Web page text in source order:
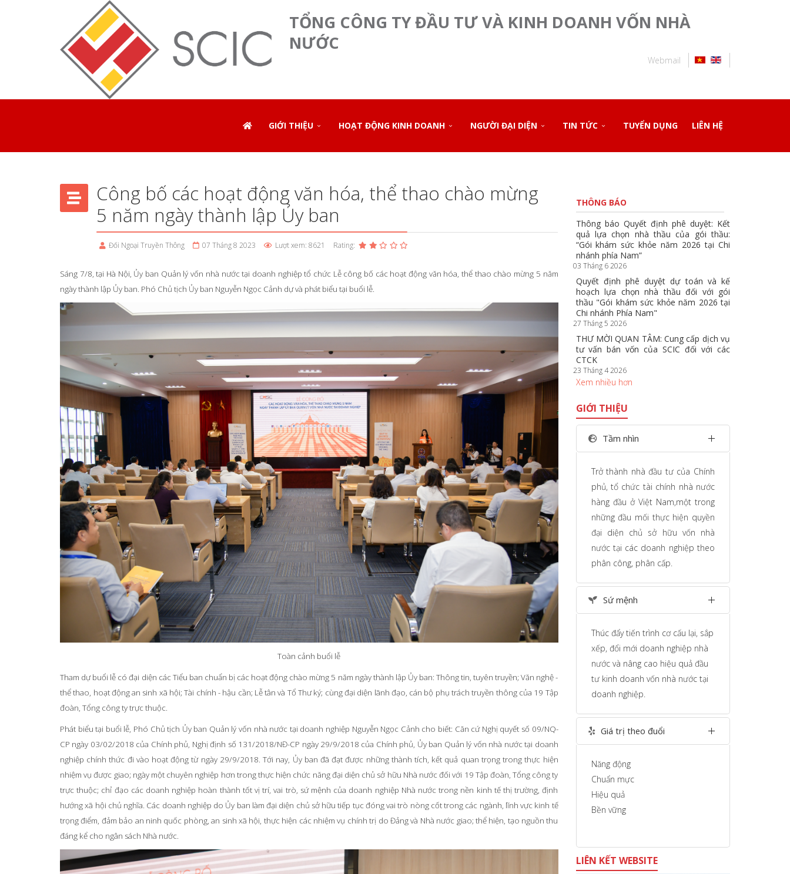
TỔNG CÔNG TY ĐẦU TƯ VÀ KINH DOANH VỐN NHÀ
NƯỚC
Webmail
GIỚI THIỆU HOẠT ĐỘNG KINH DOANH NGƯỜI ĐẠI DIỆN TIN TỨC TUYỂN DỤNG LIÊN HỆ
Công bố các hoạt động văn hóa, thể thao chào mừng
5 năm ngày thành lập Ủy ban
Đối Ngoại Truyền Thông 07 Tháng 8 2023 Lượt xem: 8621 Rating:
Sáng 7/8, tại Hà Nội, Ủy ban Quản lý vốn nhà nước tại doanh nghiệp tổ chức Lễ công bố các hoạt động văn hóa, thể thao chào mừng 5 năm
ngày thành lập Ủy ban. Phó Chủ tịch Ủy ban Nguyễn Ngọc Cảnh dự và phát biểu tại buổi lễ.
Toàn cảnh buổi lễ
Tham dự buổi lễ có đại diện các Tiểu ban chuẩn bị các hoạt động chào mừng 5 năm ngày thành lập Ủy ban: Thông tin, tuyên truyền; Văn nghệ -
thể thao, hoạt động an sinh xã hội; Tài chính - hậu cần; Lễ tân và Tổ Thư ký; cùng đại diện lãnh đạo, cán bộ phụ trách truyền thông của 19 Tập
đoàn, Tổng công ty trực thuộc.
Phát biểu tại buổi lễ, Phó Chủ tịch Ủy ban Quản lý vốn nhà nước tại doanh nghiệp Nguyễn Ngọc Cảnh cho biết: Căn cứ Nghị quyết số 09/NQ-
CP ngày 03/02/2018 của Chính phủ, Nghị định số 131/2018/NĐ-CP ngày 29/9/2018 của Chính phủ, Ủy ban Quản lý vốn nhà nước tại doanh
nghiệp chính thức đi vào hoạt động từ ngày 29/9/2018. Tới nay, Ủy ban đã đạt được những thành tích, kết quả quan trọng trong thực hiện
nhiệm vụ được giao; ngày một chuyên nghiệp hơn trong thực hiện chức năng đại diện chủ sở hữu Nhà nước đối với 19 Tập đoàn, Tổng công ty
trực thuộc; chỉ đạo các doanh nghiệp hoàn thành tốt vị trí, vai trò, sứ mệnh của doanh nghiệp Nhà nước trong nền kinh tế thị trường, định
hướng xã hội chủ nghĩa. Các doanh nghiệp do Ủy ban làm đại diện chủ sở hữu tiếp tục đóng vai trò nòng cốt trong các ngành, lĩnh vực kinh tế
trọng điểm, đảm bảo an ninh quốc phòng, an sinh xã hội, thực hiện các nhiệm vụ chính trị do Đảng và Nhà nước giao; thể hiện, tạo nguồn thu
đáng kể cho ngân sách Nhà nước.
THÔNG BÁO
Thông báo Quyết định phê duyệt: Kết
quả lựa chọn nhà thầu của gói thầu:
“Gói khám sức khỏe năm 2026 tại Chi
nhánh phía Nam”
03 Tháng 6 2026
Quyết định phê duyệt dự toán và kế
hoạch lựa chọn nhà thầu đối với gói
thầu "Gói khám sức khỏe năm 2026 tại
Chi nhánh Phía Nam"
27 Tháng 5 2026
THƯ MỜI QUAN TÂM: Cung cấp dịch vụ
tư vấn bán vốn của SCIC đối với các
CTCK
23 Tháng 4 2026
Xem nhiều hơn
GIỚI THIỆU
Tầm nhìn
Trở thành nhà đầu tư của Chính
phủ, tổ chức tài chính nhà nước
hàng đầu ở Việt Nam,một trong
những đầu mối thực hiện quyền
đại diện chủ sở hữu vốn nhà
nước tại các doanh nghiệp theo
phân công, phân cấp.
Sứ mệnh
Thúc đẩy tiến trình cơ cấu lại, sắp
xếp, đổi mới doanh nghiệp nhà
nước và nâng cao hiệu quả đầu
tư kinh doanh vốn nhà nước tại
doanh nghiệp.
Giá trị theo đuổi
Năng động
Chuẩn mực
Hiệu quả
Bền vững
LIÊN KẾT WEBSITE